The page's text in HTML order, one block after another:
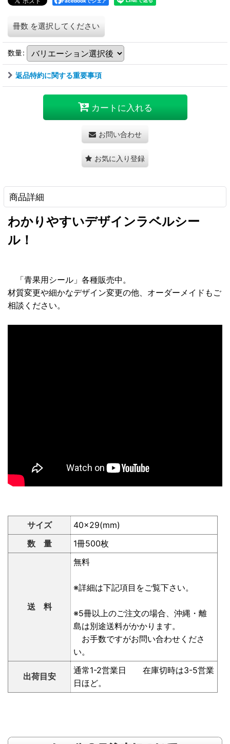
冊数 を選択してください
数量:
返品特約に関する重要事項
カートに入れる
お問い合わせ
お気に入り登録
商品詳細
わかりやすいデザインラベルシー
ル！
「青果用シール」各種販売中。
材質変更や細かなデザイン変更の他、オーダーメイドもご
相談ください。
サイズ
40×29(mm)
数 量
1冊500枚
送 料
無料
※詳細は下記項目をご覧下さい。
※5冊以上のご注文の場合、沖縄・離
島は別途送料がかかります。
お手数ですがお問い合わせくださ
い。
出荷目安
通常1-2営業日 在庫切時は3-5営業
日ほど。